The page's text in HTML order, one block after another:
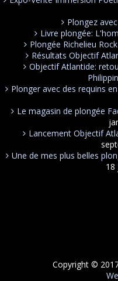
Plongez
Livre plongée:
Plongée Richelieu
Résultats Objectif
Objectif Atlantide:
Plonger avec des requins
Le magasin de plongée
Lancement Objectif
Une de mes plus belles
18
Copyright ©